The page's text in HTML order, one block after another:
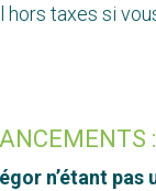
hors taxes si
:
n’étant pas